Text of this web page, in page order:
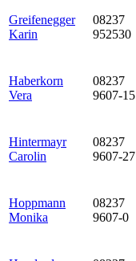
Greifenegger
Karin
08237
952530
Haberkorn
Vera
08237
9607-15
Hintermayr
Carolin
08237
9607-27
Hoppmann
Monika
08237
9607-0